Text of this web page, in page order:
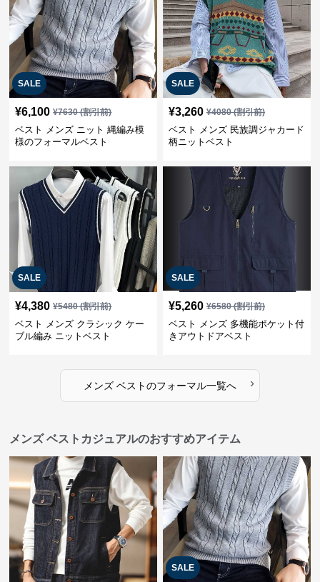
SALE
¥6,100 ¥7630(割引前)
ベスト メンズ ニット 縄編み模
様のフォーマルベスト
SALE
¥3,260 ¥4080(割引前)
ベスト メンズ 民族調ジャカード
柄ニットベスト
SALE
¥4,380 ¥5480(割引前)
ベスト メンズ クラシック ケー
ブル編み ニットベスト
SALE
¥5,260 ¥6580(割引前)
ベスト メンズ 多機能ポケット付
きアウトドアベスト
メンズ ベストのフォーマル一覧へ ›
メンズ ベストカジュアルのおすすめアイテム
SALE